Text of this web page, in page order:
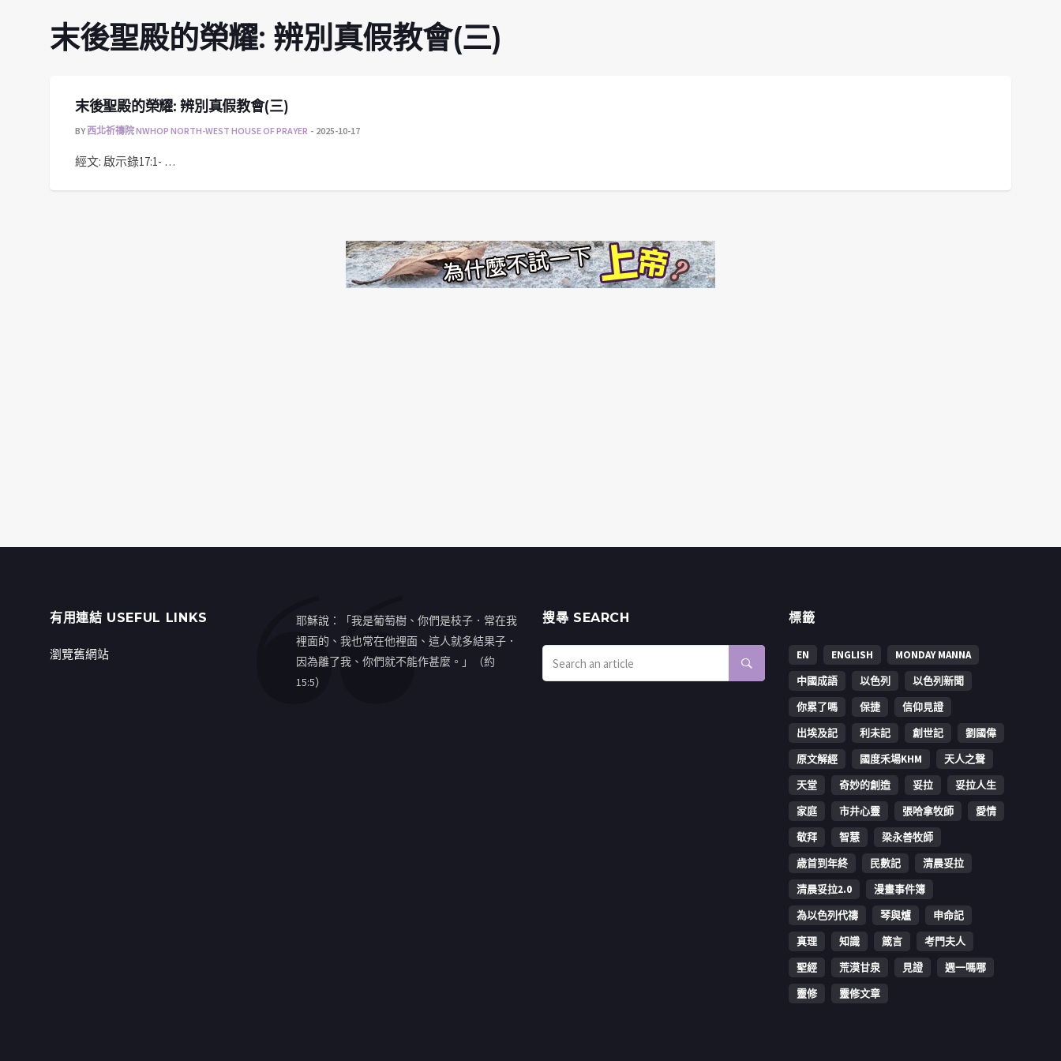
末後聖殿的榮耀: 辨別真假教會(三)
末後聖殿的榮耀: 辨別真假教會(三)
BY西北祈禱院 NWHOP NORTH-WEST HOUSE OF PRAYER 2025-10-17
經文: 啟示錄17:1- …
有用連結 USEFUL LINKS
瀏覽舊網站
耶穌說：「我是葡萄樹、你們是枝子．常在我
裡面的、我也常在他裡面、這人就多結果子．
因為離了我、你們就不能作甚麼。」（約
15:5）
搜㝷 SEARCH 標籤
EN ENGLISH
MONDAY MANNA
中國成語
以色列
以色列新聞
你累了嗎
保捷
信仰見證
出埃及記
利未記 創世記
劉國偉
原文解經
國度禾場KHM
天人之聲
天堂
奇妙的創造 妥拉
妥拉人生
家庭
市井心靈 張哈拿牧師
愛情
敬拜
智慧
梁永善牧師
歳首到年終
民數記
清晨妥拉
清晨妥拉2.0
漫畫事件簿
為以色列代禱
琴與爐
申命記
真理
知識 箴言
考門夫人
聖經
荒漠甘泉 見證
週一嗎哪
靈修
靈修文章